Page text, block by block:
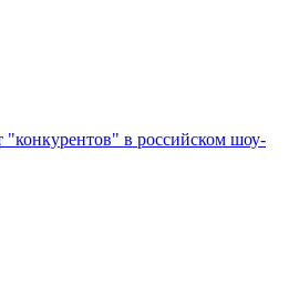
"конкурентов" в российском шоу-